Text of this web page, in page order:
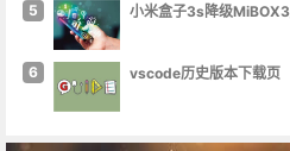
5
小米盒子3s降级
6
vscode历史版本下载页